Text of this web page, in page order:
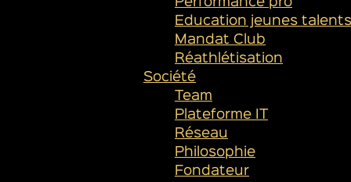
Education jeunes talents
Mandat Club
Réathlétisation
Société
Team
Plateforme IT
Réseau
Philosophie
Fondateur